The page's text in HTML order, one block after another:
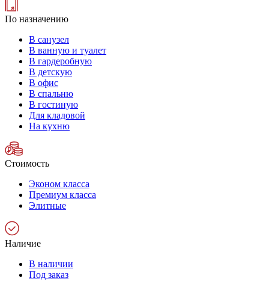
По назначению
В санузел
В ванную и туалет
В гардеробную
В детскую
В офис
В спальню
В гостиную
Для кладовой
На кухню
Стоимость
Эконом класса
Премиум класса
Элитные
Наличие
В наличии
Под заказ